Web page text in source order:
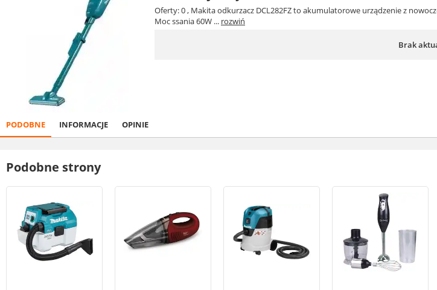
Oferty: 0, Makita odkurzacz DCL282FZ to akumulatorowe urządzenie z
Moc ssania 60W ... rozwiń
Brak
PODOBNE INFORMACJE OPINIE
Podobne strony